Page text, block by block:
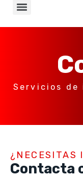
Servicios de
¿NECESITAS
Contacta